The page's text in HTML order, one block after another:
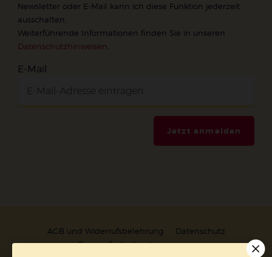
Newsletter oder E-Mail kann ich diese Funktion jederzeit
ausschalten.
Weiterführende Informationen finden Sie in unseren
Datenschutzhinweisen
E-Mail
Jetzt anmelden
AGB und Widerrufsbelehrung
Datenschutz
Barrierefreiheit
Impressum